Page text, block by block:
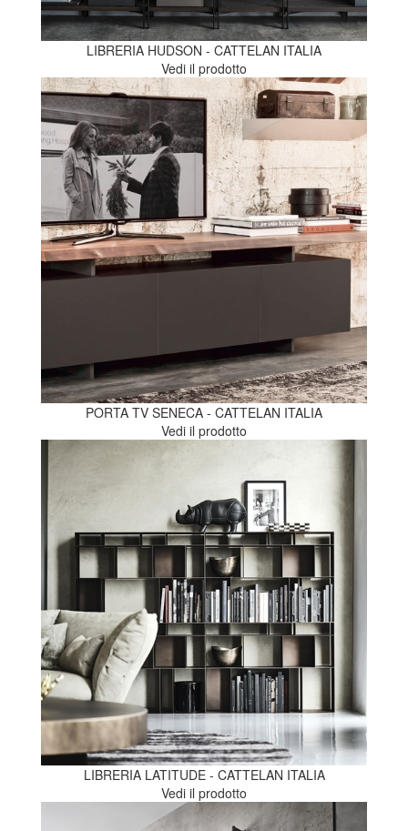
LIBRERIA HUDSON - CATTELAN ITALIA
Vedi il prodotto
PORTA TV SENECA - CATTELAN ITALIA
Vedi il prodotto
LIBRERIA LATITUDE - CATTELAN ITALIA
Vedi il prodotto